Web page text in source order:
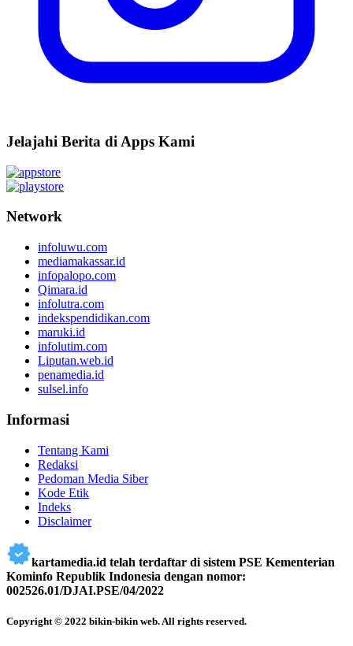
Jelajahi Berita di Apps Kami
Network
infoluwu.com
mediamakassar.id
infopalopo.com
Qimara.id
infolutra.com
indekspendidikan.com
maruki.id
infolutim.com
Liputan.web.id
penamedia.id
sulsel.info
Informasi
Tentang Kami
Redaksi
Pedoman Media Siber
Kode Etik
Indeks
Disclaimer
kartamedia.id telah terdaftar di sistem PSE Kementerian
Kominfo Republik Indonesia dengan nomor:
002526.01/DJAI.PSE/04/2022
Copyright © 2022 bikin-bikin web. All rights reserved.